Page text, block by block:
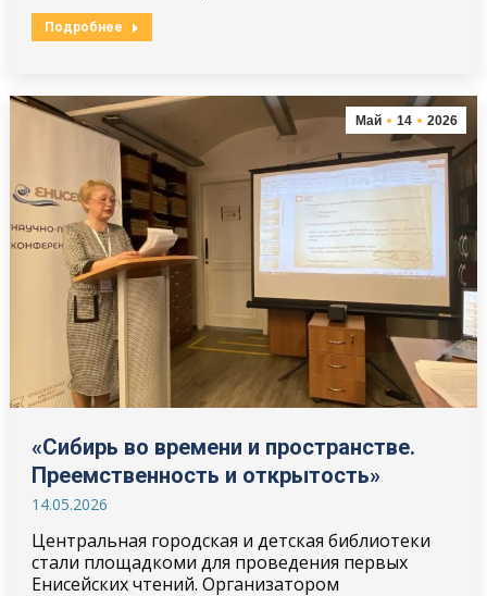
Подробнее
Май 14 2026
«Сибирь во времени и пространстве.
Преемственность и открытость»
14.05.2026
Центральная городская и детская библиотеки
стали площадкоми для проведения первых
Енисейских чтений. Организатором